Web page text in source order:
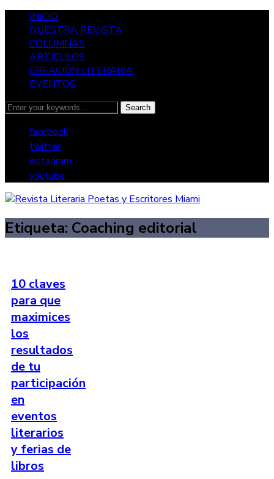
INICIO
NUESTRA REVISTA
COLUMNAS
ARTÍCULOS
CREACIÓN LITERARIA
EVENTOS
facebook
twitter
instagram
youtube
Etiqueta: Coaching editorial
10 claves
para que
maximices
los
resultados
de tu
participación
en
eventos
literarios
y ferias de
libros